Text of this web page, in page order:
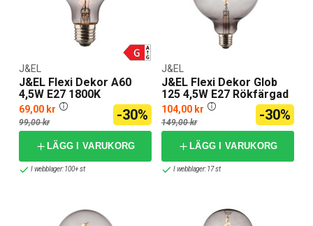
J&EL Flexi Dekor A60
4,5W E27 1800K
J&EL
69,00 kr
99,00 kr -30%
LÄGG I VARUKORG
I webblager: 100+ st
J&EL Flexi Dekor Glob
125 4,5W E27 Rökfärgad
J&EL
104,00 kr
149,00 kr -30%
LÄGG I VARUKORG
I webblager: 17 st